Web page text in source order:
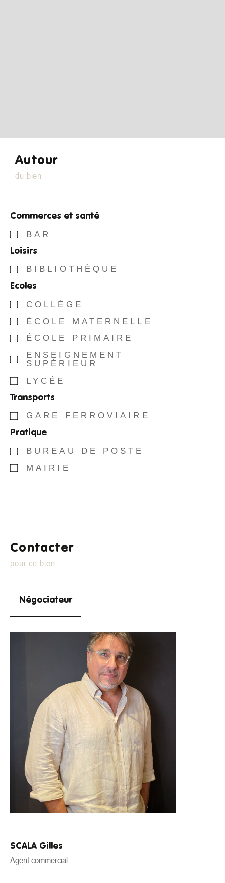
Autour
du bien
Commerces et santé
BAR
Loisirs
BIBLIOTHÈQUE
Ecoles
COLLÈGE
ÉCOLE MATERNELLE
ÉCOLE PRIMAIRE
ENSEIGNEMENT
SUPÉRIEUR
LYCÉE
Transports
GARE FERROVIAIRE
Pratique
BUREAU DE POSTE
MAIRIE
Contacter
pour ce bien
Négociateur
SCALA Gilles
Agent commercial